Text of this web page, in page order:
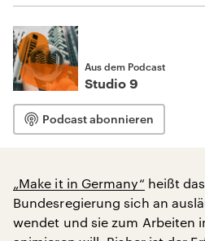
Aus dem Podcast
Studio 9
Podcast abonnieren
„Make it in Germany“ heißt
Bundesregierung sich an
wendet und sie zum Arbeiten